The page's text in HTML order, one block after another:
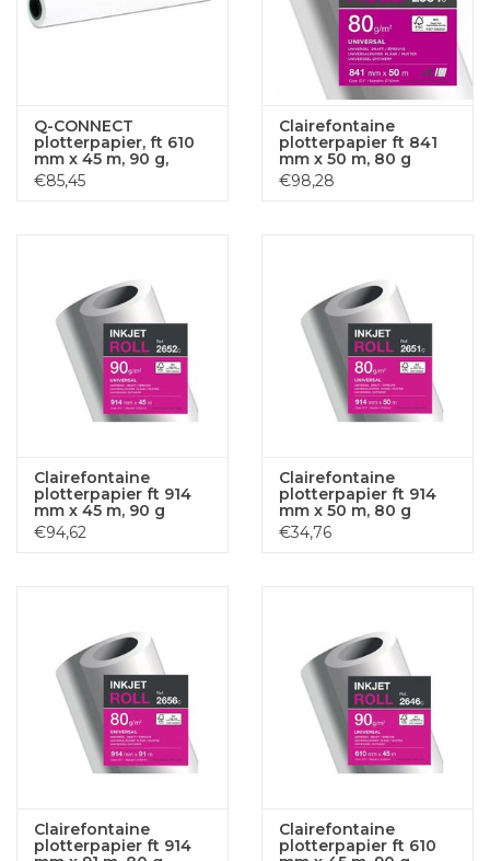
Q-CONNECT
plotterpapier, ft 610
mm x 45 m, 90 g,
doos van 6 stuks
€85,45
Clairefontaine
plotterpapier ft 841
mm x 50 m, 80 g
€98,28
Clairefontaine
plotterpapier ft 914
mm x 45 m, 90 g
€94,62
Clairefontaine
plotterpapier ft 914
mm x 50 m, 80 g
€34,76
Clairefontaine
plotterpapier ft 914
Clairefontaine
plotterpapier ft 610